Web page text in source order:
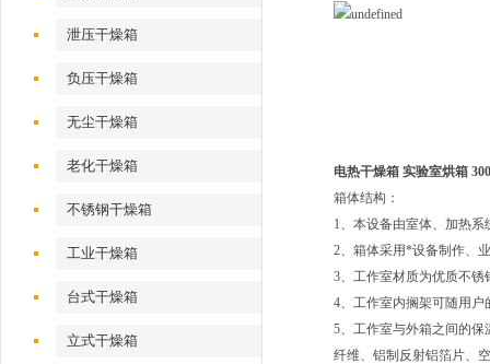
泄压干燥箱
负压干燥箱
无尘干燥箱
老化干燥箱
不锈钢干燥箱
工业干燥箱
台式干燥箱
立式干燥箱
电热干燥箱 实验室烘箱
箱体结构：
1、本设备由室体、加热
2、箱体采用*设备制作、
3、工作室材质为优质不
4、工作室内搁架可随用
5、工作室与外箱之间的
纤维、铝制反射铝箔片、